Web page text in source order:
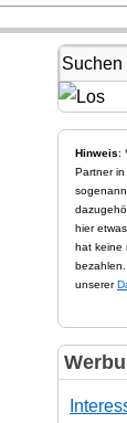
Hinweis:
Partner
hier
hat keine
unserer